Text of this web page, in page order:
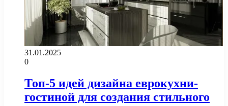
31.01.2025
0
Топ-5 идей дизайна еврокухни-
гостиной для создания стильного